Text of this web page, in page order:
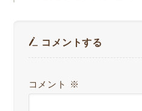
コメントする
コメント ※